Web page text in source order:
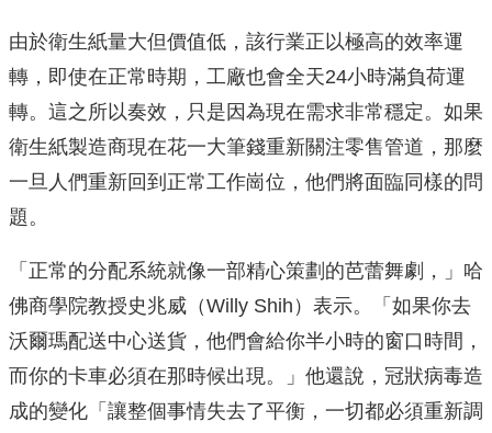
由於衛生紙量大但價值低，該行業正以極高的效率運
轉，即使在正常時期，工廠也會全天24小時滿負荷運
轉。這之所以奏效，只是因為現在需求非常穩定。如果
衛生紙製造商現在花一大筆錢重新關注零售管道，那麼
一旦人們重新回到正常工作崗位，他們將面臨同樣的問
題。
「正常的分配系統就像一部精心策劃的芭蕾舞劇，」哈
佛商學院教授史兆威（Willy Shih）表示。「如果你去
沃爾瑪配送中心送貨，他們會給你半小時的窗口時間，
而你的卡車必須在那時候出現。」他還說，冠狀病毒造
成的變化「讓整個事情失去了平衡，一切都必須重新調